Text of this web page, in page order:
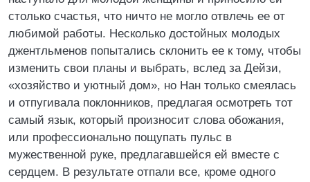
столько счастья, что ничто не могло отвлечь ее от
любимой работы. Несколько достойных молодых
джентльменов попытались склонить ее к тому, чтобы
изменить свои планы и выбрать, вслед за Дейзи,
«хозяйство и уютный дом», но Нан только смеялась
и отпугивала поклонников, предлагая осмотреть тот
самый язык, который произносит слова обожания,
или профессионально пощупать пульс в
мужественной руке, предлагавшейся ей вместе с
сердцем. В результате отпали все, кроме одного